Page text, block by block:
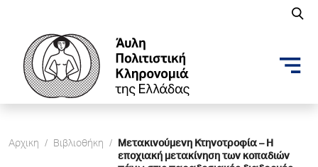
Αρχικη / Βιβλιοθήκη /
Μετακινούμενη Κτηνοτροφία – Η
εποχιακή μετακίνηση των κοπαδιών